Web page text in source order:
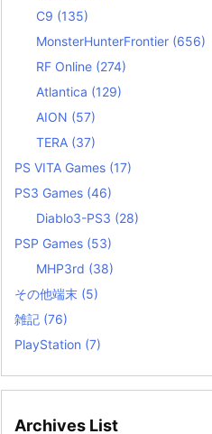
C9 (135)
MonsterHunterFrontier (656)
RF Online (274)
Atlantica (129)
AION (57)
TERA (37)
PS VITA Games (17)
PS3 Games (46)
Diablo3-PS3 (28)
PSP Games (53)
MHP3rd (38)
その他端末 (5)
雑記 (76)
PlayStation (7)
Archives List